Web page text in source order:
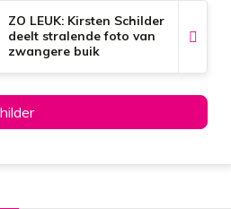
ZO LEUK: Kirsten Schilder
deelt stralende foto van
zwangere buik